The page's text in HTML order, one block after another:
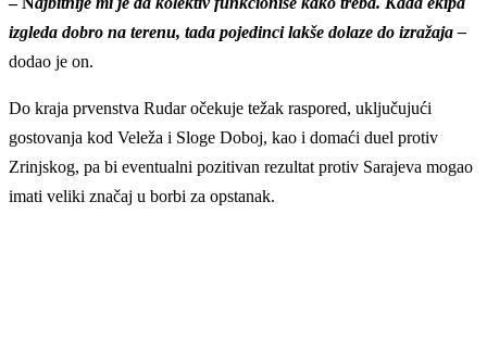
izgleda dobro na terenu, tada pojedinci lakše dolaze do izražaja –
dodao je on.
Do kraja prvenstva Rudar očekuje težak raspored, uključujući
gostovanja kod Veleža i Sloge Doboj, kao i domaći duel protiv
Zrinjskog, pa bi eventualni pozitivan rezultat protiv Sarajeva mogao
imati veliki značaj u borbi za opstanak.